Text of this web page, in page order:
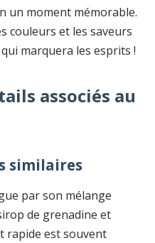
un moment mémorable.
couleurs et les saveurs
marquera les esprits !
associés au
similaires
par son mélange
de grenadine et
rapide est souvent